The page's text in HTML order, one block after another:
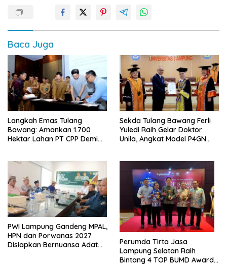
Baca Juga
Langkah Emas Tulang
Bawang: Amankan 1.700
Hektar Lahan PT CPP Demi
Sekda Tulang Bawang Ferli
Yuledi Raih Gelar Doktor
Unila, Angkat Model P4GN
PWI Lampung Gandeng MPAL,
HPN dan Porwanas 2027
Disiapkan Bernuansa Adat
Perumda Tirta Jasa
Lampung Selatan Raih
Bintang 4 TOP BUMD Awards